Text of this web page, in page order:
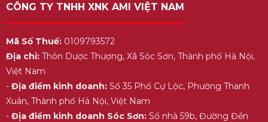
CÔNG TY TNHH XNK AMI VIỆT NAM
Mã Số Thuế:0109793572
Địa chỉ:Thôn Dược Thượng, Xã Sóc Sơn, Thành phố Hà Nội,
Việt Nam
- Địa điểm kinh doanh:Số 35 Phố Cự Lộc, Phường Thanh
Xuân, Thành phố Hà Nội, Việt Nam
- Địa điểm kinh doanh Sóc Sơn:Số nhà 59b, Đường Đền